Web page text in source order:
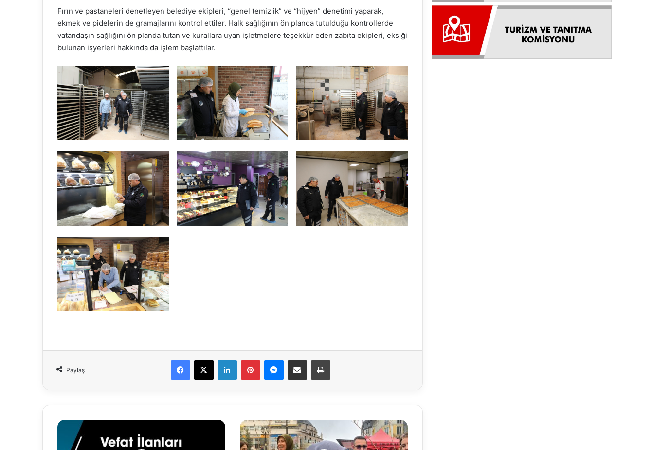
Fırın ve pastaneleri denetleyen belediye ekipleri, “genel temizlik” ve “hijyen” denetimi yaparak,
ekmek ve pidelerin de gramajlarını kontrol ettiler. Halk sağlığının ön planda tutulduğu kontrollerde
vatandaşın sağlığını ön planda tutan ve kurallara uyan işletmelere teşekkür eden zabıta ekipleri, eksiği
bulunan işyerleri hakkında da işlem başlattılar.
Paylaş
Facebook
X LinkedInPinterestMessenger
E-Mail ile paylaş Yazdır
22.03.2023
İlanları
ORMAN
HAFTASI
DOLAYISIYLA